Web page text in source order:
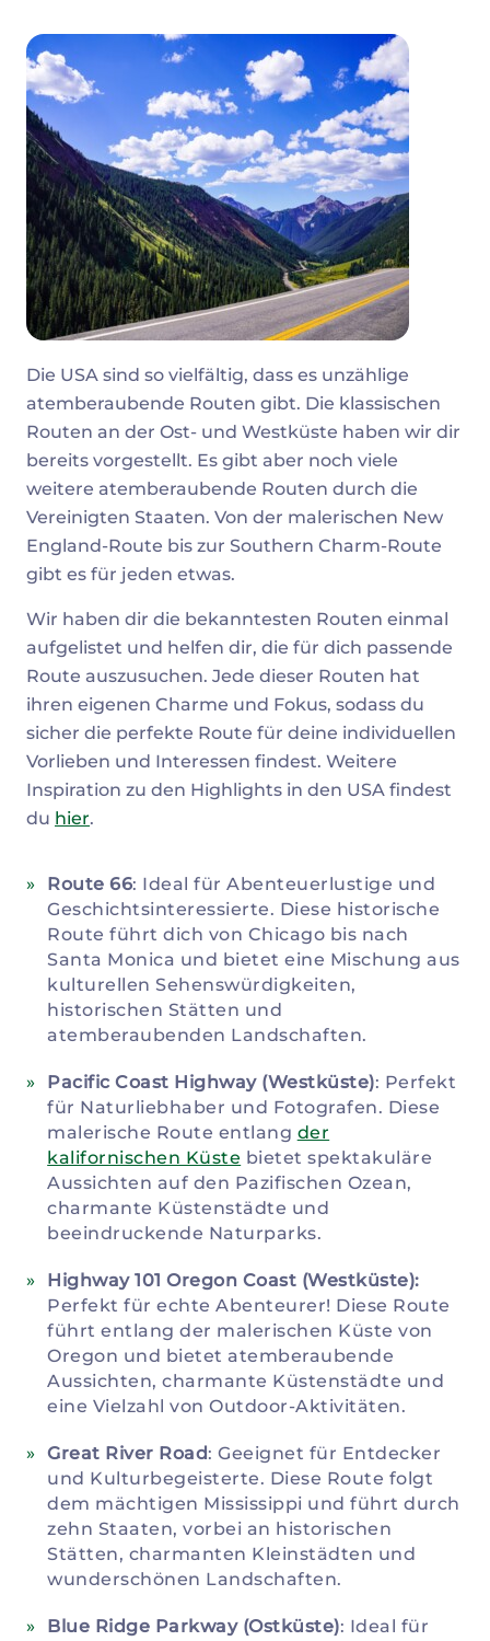
Die USA sind so vielfältig, dass es unzählige
atemberaubende Routen gibt. Die klassischen
Routen an der Ost- und Westküste haben wir dir
bereits vorgestellt. Es gibt aber noch viele
weitere atemberaubende Routen durch die
Vereinigten Staaten. Von der malerischen New
England-Route bis zur Southern Charm-Route
gibt es für jeden etwas.
Wir haben dir die bekanntesten Routen einmal
aufgelistet und helfen dir, die für dich passende
Route auszusuchen. Jede dieser Routen hat
ihren eigenen Charme und Fokus, sodass du
sicher die perfekte Route für deine individuellen
Vorlieben und Interessen findest. Weitere
Inspiration zu den Highlights in den USA findest
du hier.
Route 66: Ideal für Abenteuerlustige und
Geschichtsinteressierte. Diese historische
Route führt dich von Chicago bis nach
Santa Monica und bietet eine Mischung aus
kulturellen Sehenswürdigkeiten,
historischen Stätten und
atemberaubenden Landschaften.
Pacific Coast Highway (Westküste): Perfekt
für Naturliebhaber und Fotografen. Diese
malerische Route entlang der
kalifornischen Küste bietet spektakuläre
Aussichten auf den Pazifischen Ozean,
charmante Küstenstädte und
beeindruckende Naturparks.
Highway 101 Oregon Coast (Westküste):
Perfekt für echte Abenteurer! Diese Route
führt entlang der malerischen Küste von
Oregon und bietet atemberaubende
Aussichten, charmante Küstenstädte und
eine Vielzahl von Outdoor-Aktivitäten.
Great River Road: Geeignet für Entdecker
und Kulturbegeisterte. Diese Route folgt
dem mächtigen Mississippi und führt durch
zehn Staaten, vorbei an historischen
Stätten, charmanten Kleinstädten und
wunderschönen Landschaften.
Blue Ridge Parkway (Ostküste): Ideal für